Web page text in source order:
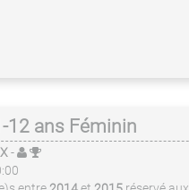
12 ans Féminin
-